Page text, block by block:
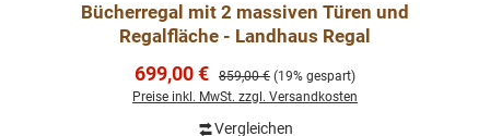
Bücherregal mit 2 massiven Türen und
Regalfläche - Landhaus Regal
Verkaufspreis:
699,00 € Regulärer Preis:
859,00 € (19% gespart)
Preise inkl. MwSt. zzgl. Versandkosten
Vergleichen